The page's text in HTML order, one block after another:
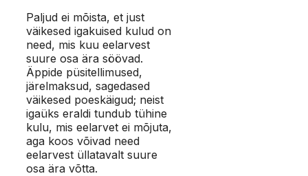
Paljud ei mõista, et just
väikesed igakuised kulud on
need, mis kuu eelarvest
suure osa ära söövad.
Äppide püsitellimused,
järelmaksud, sagedased
väikesed poeskäigud; neist
igaüks eraldi tundub tühine
kulu, mis eelarvet ei mõjuta,
aga koos võivad need
eelarvest üllatavalt suure
osa ära võtta.